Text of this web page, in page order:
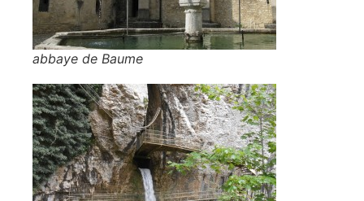
abbaye de Baume